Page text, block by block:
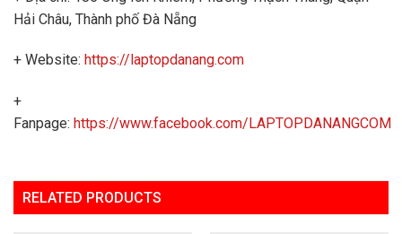
Hải Châu, Thành phố Đà Nẵng
+ Website: https://laptopdanang.com
+
Fanpage: https://www.facebook.com/LAPTOPDANANGCOM
RELATED PRODUCTS